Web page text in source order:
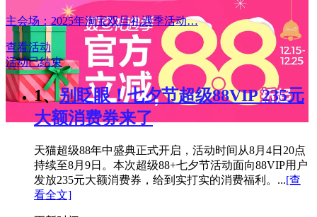
主会场：2025年淘宝双旦礼遇季活动…
查看活动
活动已结束
1、 别眨眼！七夕节超级88VIP 235元
大额消费券来了
天猫超级88年中盛典正式开启，活动时间从8月4日20点
持续至8月9日。本次超级88+七夕节活动面向88VIP用户
发放235元大额消费券，给到实打实的消费福利。...[查
看全文]